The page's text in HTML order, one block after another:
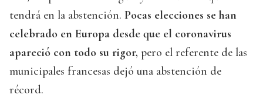
tendrá en la abstención. Pocas elecciones se han
celebrado en Europa desde que el coronavirus
apareció con todo su rigor, pero el referente de las
municipales francesas dejó una abstención de
récord.